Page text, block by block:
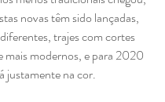
novas têm sido lançadas,
trajes com cortes
mais modernos, e para 2020
justamente na cor.